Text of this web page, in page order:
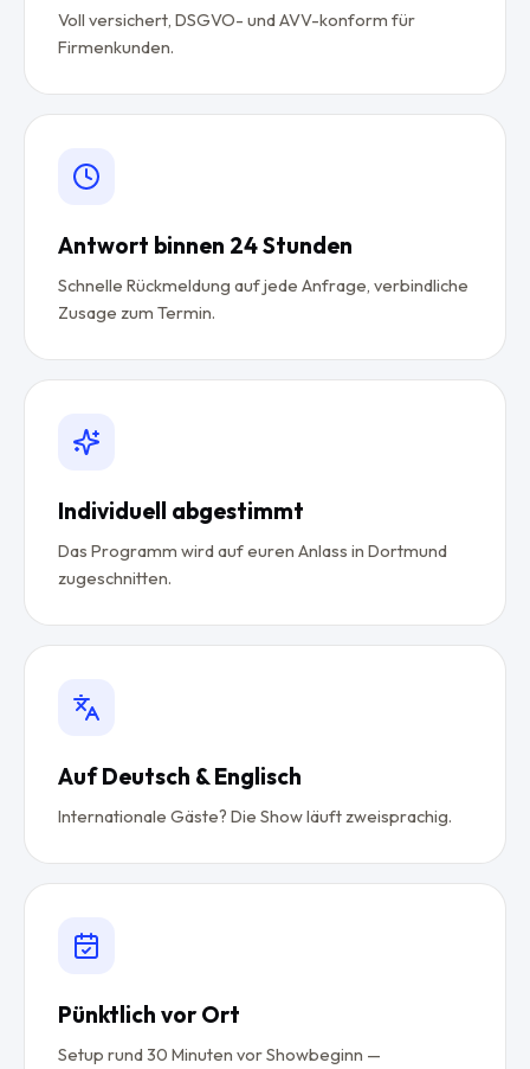
Voll versichert, DSGVO- und AVV-konform für
Firmenkunden.
Antwort binnen 24 Stunden
Schnelle Rückmeldung auf jede Anfrage, verbindliche
Zusage zum Termin.
Individuell abgestimmt
Das Programm wird auf euren Anlass in Dortmund
zugeschnitten.
Auf Deutsch & Englisch
Internationale Gäste? Die Show läuft zweisprachig.
Pünktlich vor Ort
Setup rund 30 Minuten vor Showbeginn —